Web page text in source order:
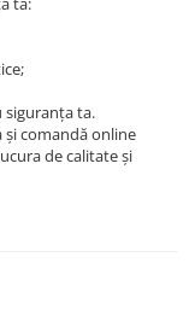
siguranța ta.
și comandă online
de calitate și